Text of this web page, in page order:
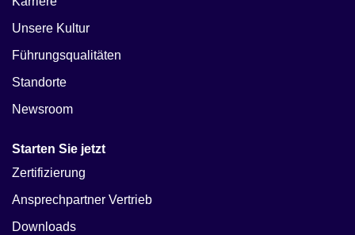
Unsere Kultur
Führungsqualitäten
Standorte
Newsroom
Starten Sie jetzt
Zertifizierung
Ansprechpartner Vertrieb
Downloads